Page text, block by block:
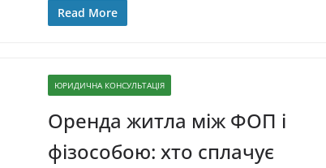
Read More
ЮРИДИЧНА КОНСУЛЬТАЦІЯ
Оренда житла між ФОП і
фізособою: хто сплачує